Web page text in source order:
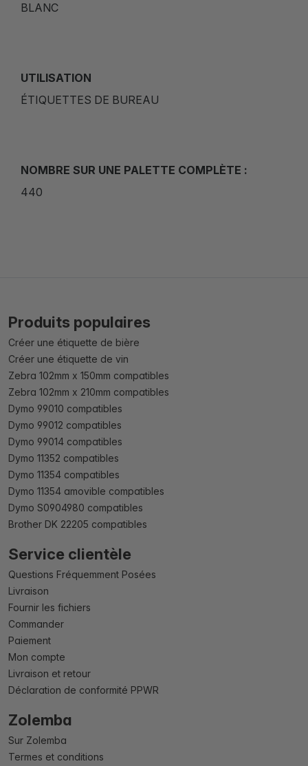
BLANC
UTILISATION
ÉTIQUETTES DE BUREAU
NOMBRE SUR UNE PALETTE COMPLÈTE :
440
Produits populaires
Créer une étiquette de bière
Créer une étiquette de vin
Zebra 102mm x 150mm compatibles
Zebra 102mm x 210mm compatibles
Dymo 99010 compatibles
Dymo 99012 compatibles
Dymo 99014 compatibles
Dymo 11352 compatibles
Dymo 11354 compatibles
Dymo 11354 amovible compatibles
Dymo S0904980 compatibles
Brother DK 22205 compatibles
Service clientèle
Questions Fréquemment Posées
Livraison
Fournir les fichiers
Commander
Paiement
Mon compte
Livraison et retour
Déclaration de conformité PPWR
Zolemba
Sur Zolemba
Termes et conditions